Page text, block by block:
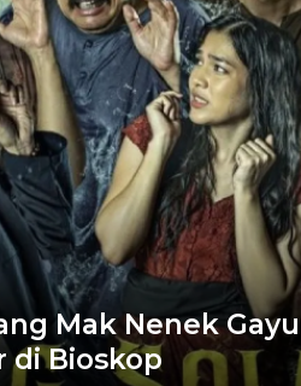
Mak Nenek
di Bioskop